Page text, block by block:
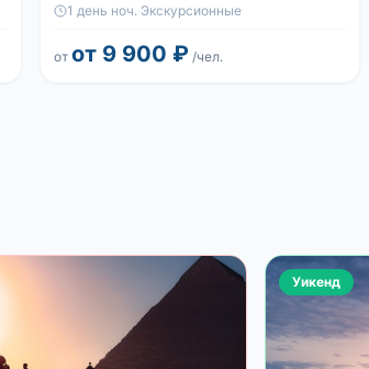
1 день ноч.·Экскурсионные
от от 9 900 ₽ /чел.
Уикенд